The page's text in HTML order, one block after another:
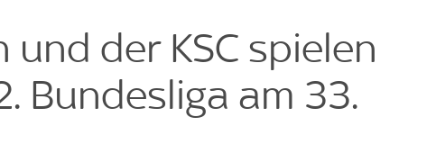
und der KSC spielen
Bundesliga am 33.